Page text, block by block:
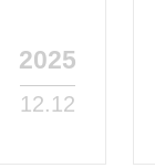
2025
12.12